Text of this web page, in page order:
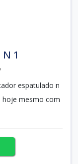
1
espatulado n
hoje mesmo com